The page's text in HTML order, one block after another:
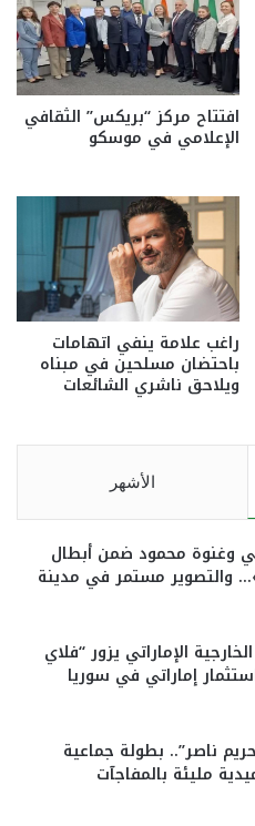
افتتاح مركز “بريكس” الثقافي
الإعلامي في موسكو
راغب علامة ينفي اتهامات
باحتضان مسلحين في مبناه
ويلاحق ناشري الشائعات
الأشهر
وغنوة محمود ضمن أبطال
والتصوير مستمر في مدينة
الإماراتي يزور “فلاي
إماراتي في سوريا
ناصر”.. بطولة جماعية
مليئة بالمفاجآت